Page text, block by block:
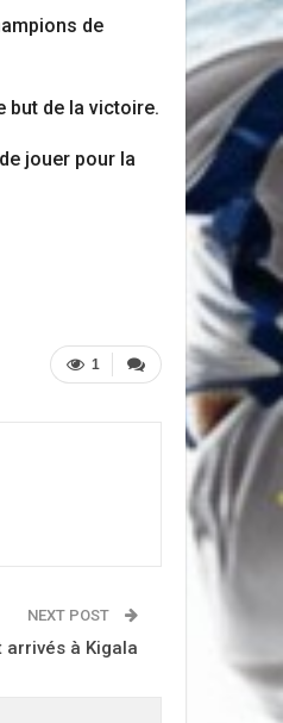
de
but de la victoire.
jouer pour la
1
NEXT POST
arrivés à Kigala